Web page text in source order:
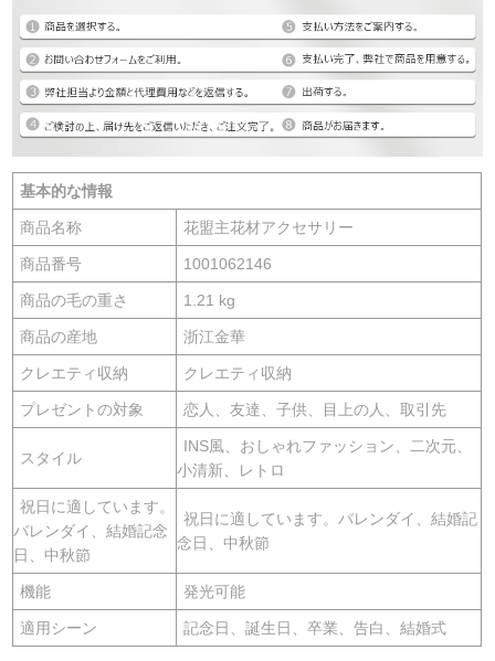
基本的な情報
商品名称 花盟主花材アクセサリー
商品番号 1001062146
商品の毛の重さ 1.21 kg
商品の産地 浙江金華
クレエティ収納 クレエティ収納
プレゼントの対象 恋人、友達、子供、目上の人、取引先
スタイル
INS風、おしゃれファッション、二次元、
小清新、レトロ
祝日に適しています。
バレンダイ、結婚記念
日、中秋節
祝日に適しています。バレンダイ、結婚記
念日、中秋節
機能 発光可能
適用シーン 記念日、誕生日、卒業、告白、結婚式